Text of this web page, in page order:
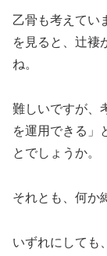
乙骨も考えてい
を見ると、辻褄
ね。
難しいですが、
を運用できる」
とでしょうか。
それとも、何か
いずれにしても